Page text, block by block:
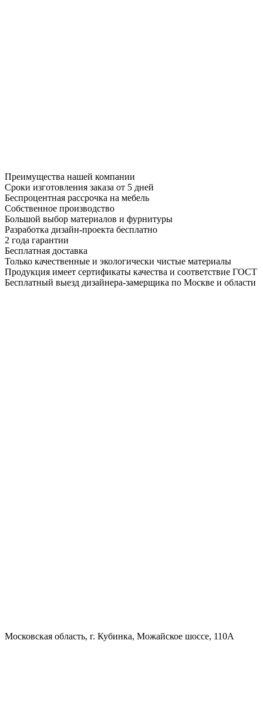
Преимущества нашей компании
Сроки изготовления заказа от 5 дней
Беспроцентная рассрочка на мебель
Собственное производство
Большой выбор материалов и фурнитуры
Разработка дизайн-проекта бесплатно
2 года гарантии
Бесплатная доставка
Только качественные и экологически чистые материалы
Продукция имеет сертификаты качества и соответствие ГОСТ
Бесплатный выезд дизайнера-замерщика по Москве и области
Московская область, г. Кубинка, Можайское шоссе, 110А